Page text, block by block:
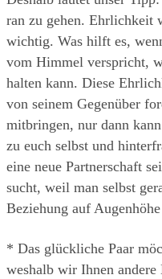
ran zu gehen. Ehrlichkeit
wichtig. Was hilft es,
vom Himmel verspricht,
halten kann. Diese
von seinem Gegenüber
mitbringen, nur dann
zu euch selbst und
eine neue Partnerschaft
sucht, weil man selbst
Beziehung auf
* Das glückliche Paar
weshalb wir Ihnen andere